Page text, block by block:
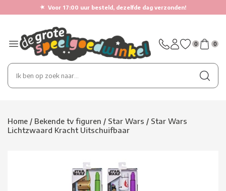
★ Voor 17:00 uur besteld, dezelfde dag verzonden!
0 0
Home / Bekende tv figuren / Star Wars / Star Wars
Lichtzwaard Kracht Uitschuifbaar